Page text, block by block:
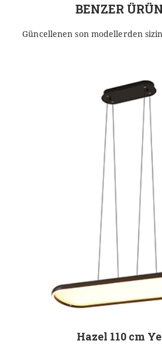
BENZER
Güncellenen son modellerden
Hazel 110 cm